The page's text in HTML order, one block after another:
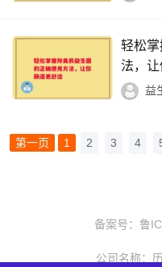
轻松
法，
益
第一页 1 2 3 4
备案号： 鲁
公司名称：